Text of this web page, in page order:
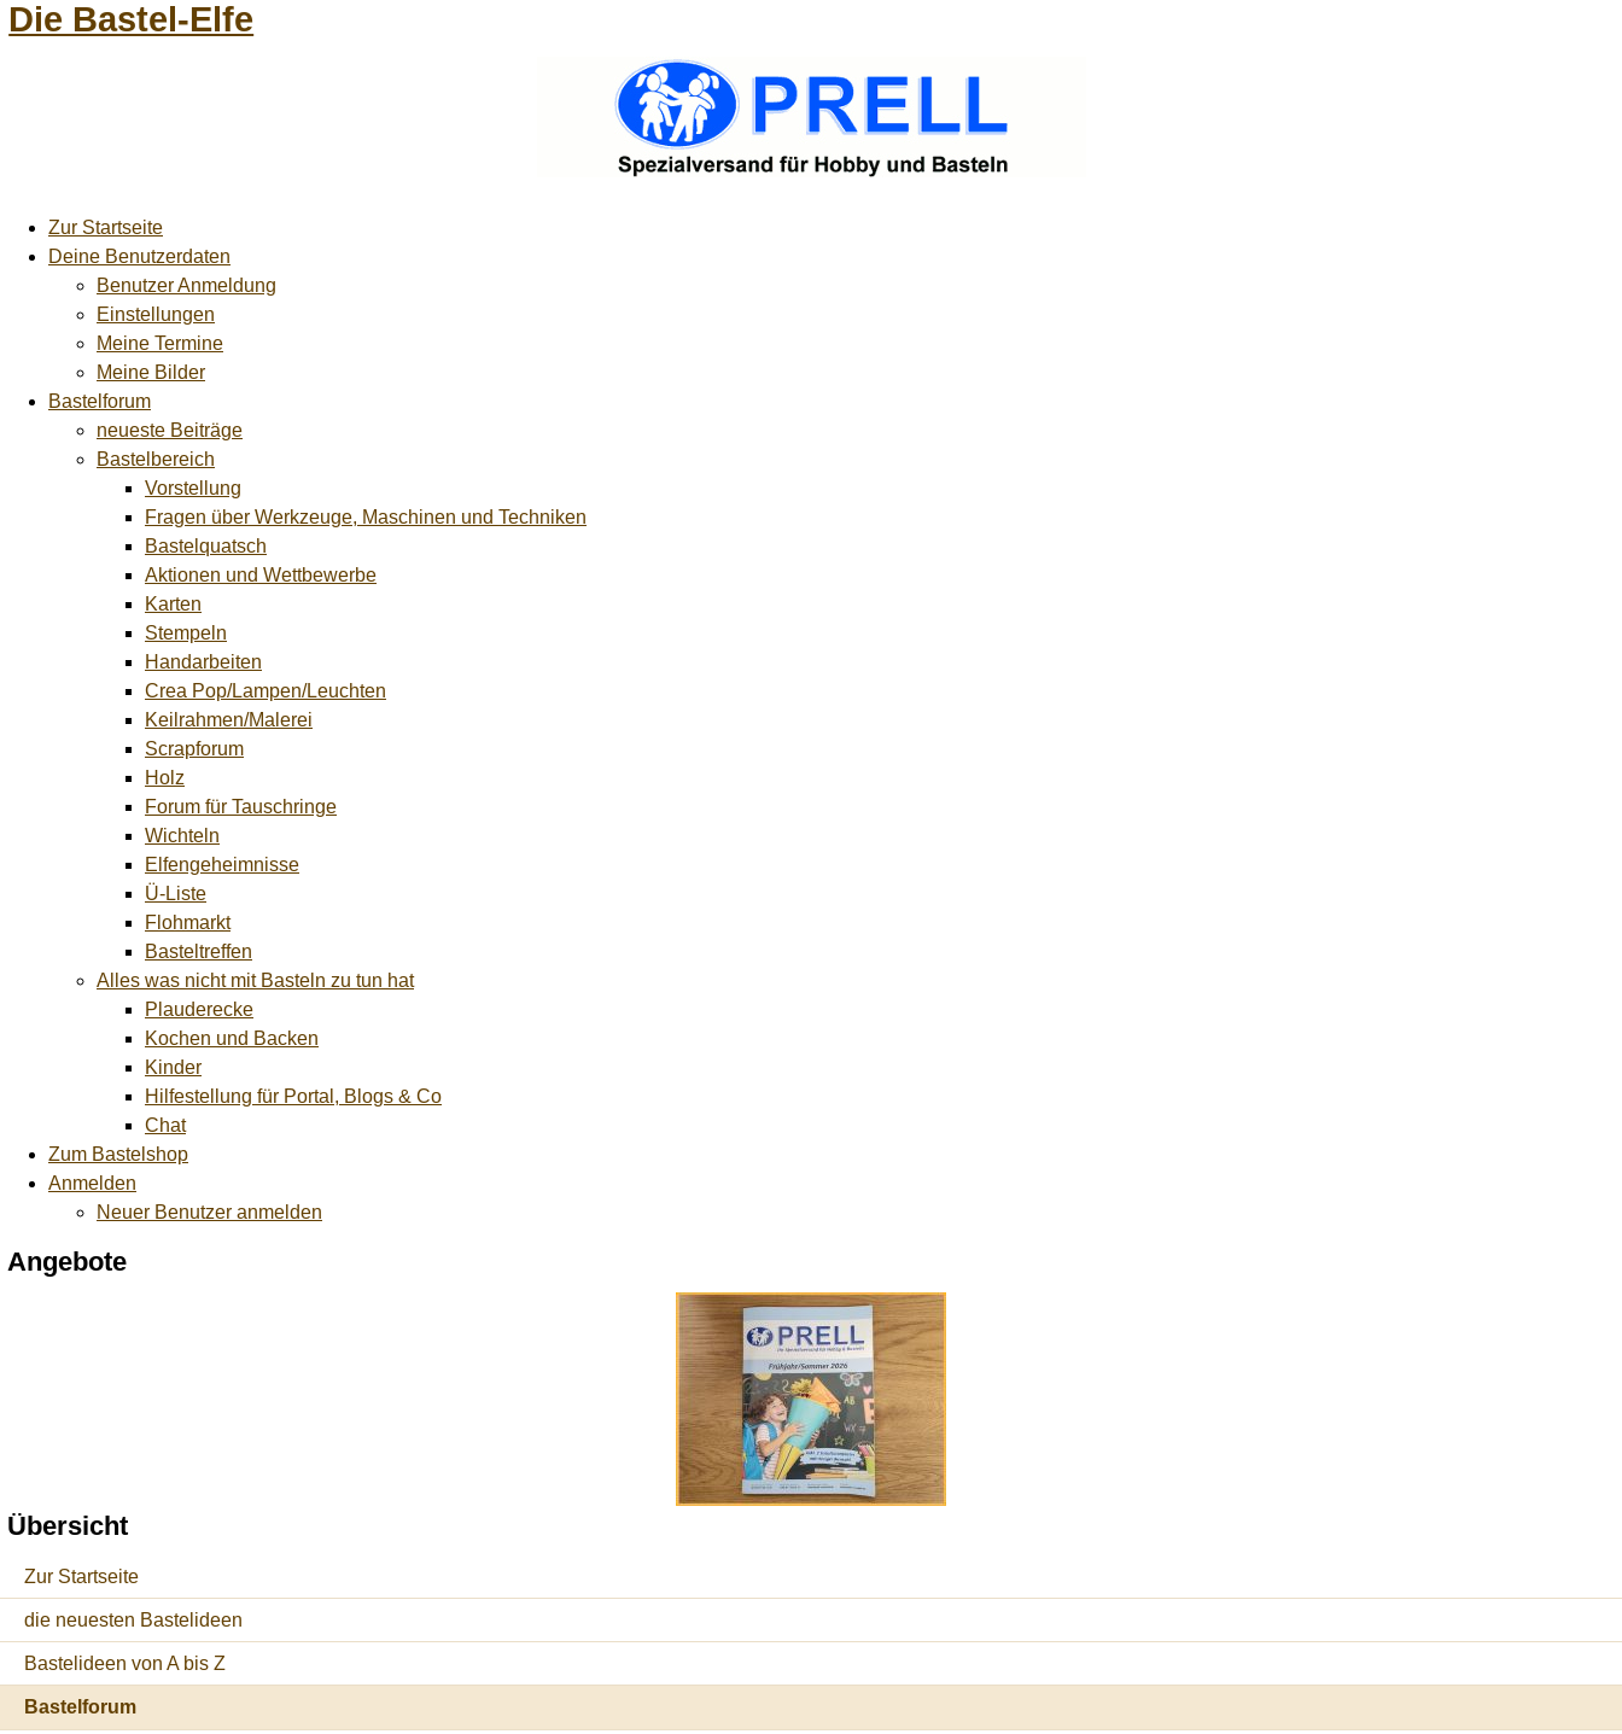
Die Bastel-Elfe
Zur Startseite
Deine Benutzerdaten
Benutzer Anmeldung
Einstellungen
Meine Termine
Meine Bilder
Bastelforum
neueste Beiträge
Bastelbereich
Vorstellung
Fragen über Werkzeuge, Maschinen und Techniken
Bastelquatsch
Aktionen und Wettbewerbe
Karten
Stempeln
Handarbeiten
Crea Pop/Lampen/Leuchten
Keilrahmen/Malerei
Scrapforum
Holz
Forum für Tauschringe
Wichteln
Elfengeheimnisse
Ü-Liste
Flohmarkt
Basteltreffen
Alles was nicht mit Basteln zu tun hat
Plauderecke
Kochen und Backen
Kinder
Hilfestellung für Portal, Blogs & Co
Chat
Zum Bastelshop
Anmelden
Neuer Benutzer anmelden
Angebote
Übersicht
Zur Startseite
die neuesten Bastelideen
Bastelideen von A bis Z
Bastelforum